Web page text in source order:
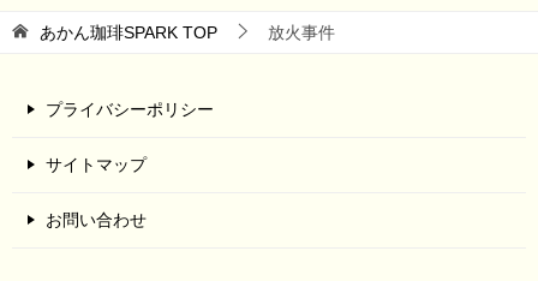
あかん珈琲SPARK TOP 放火事件
プライバシーポリシー
サイトマップ
お問い合わせ